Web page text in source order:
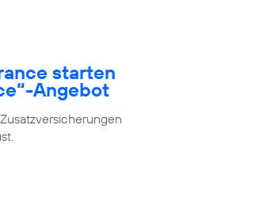
starten
Angebot